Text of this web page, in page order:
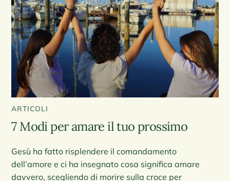
ARTICOLI
7 Modi per amare il tuo prossimo
Gesù ha fatto risplendere il comandamento
dell’amore e ci ha insegnato cosa significa amare
davvero, scegliendo di morire sulla croce per